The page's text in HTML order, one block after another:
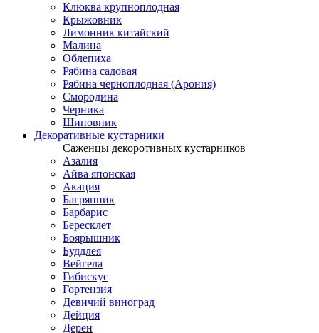
Клюква крупноплодная
Крыжовник
Лимонник китайский
Малина
Облепиха
Рябина садовая
Рябина черноплодная (Арония)
Смородина
Черника
Шиповник
Декоративные кустарники
Саженцы декоротивных кустарников
Азалия
Айва японская
Акация
Багрянник
Барбарис
Бересклет
Боярышник
Буддлея
Вейгела
Гибискус
Гортензия
Девичий виноград
Дейция
Дерен